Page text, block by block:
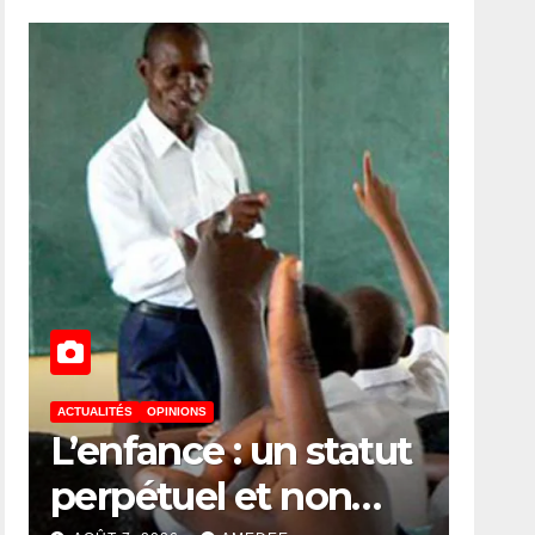
ACTUALITÉS OPINIONS
L’enfance : un statut
perpétuel et non
ACTUALITÉS